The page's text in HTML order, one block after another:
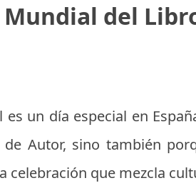
Mundial del
es un día especial en
de Autor, sino también
celebración que mezcla